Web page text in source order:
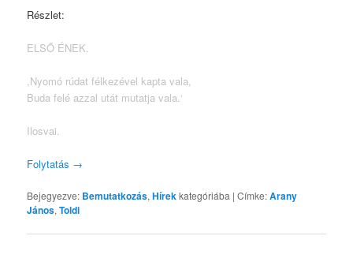
Részlet:
ELSŐ ÉNEK.
,Nyomó rúdat félkezével kapta vala,
Buda felé azzal utát mutatja vala.‘
Ilosvai.
Folytatás →
Bejegyezve: Bemutatkozás,Hírekkategóriába |Címke:Arany
János,Toldi